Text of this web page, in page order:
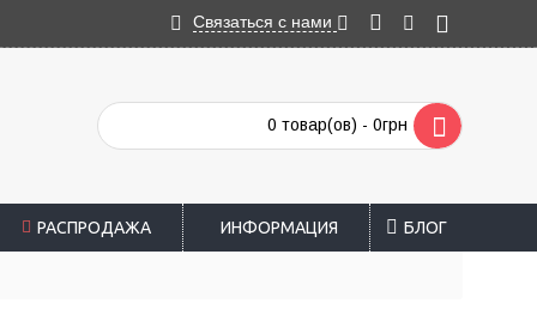
Связаться с нами
0 товар(ов) - 0грн
РАСПРОДАЖА ИНФОРМАЦИЯ БЛОГ